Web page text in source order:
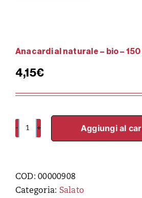
Anacardi al naturale – bio – 150
4,15€
-
bio
Aggiungi al
COD:00000908
Categoria: Salato